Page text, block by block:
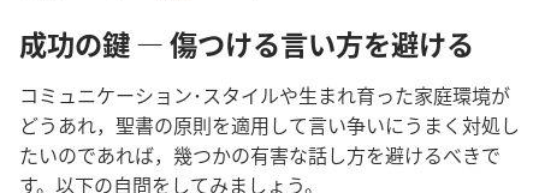
成功の鍵 ― 傷つける言い方を避ける
コミュニケーション･スタイルや生まれ育った家庭環境が
どうあれ，聖書の原則を適用して言い争いにうまく対処し
たいのであれば，幾つかの有害な話し方を避けるべきで
す。以下の自問をしてみましょう。